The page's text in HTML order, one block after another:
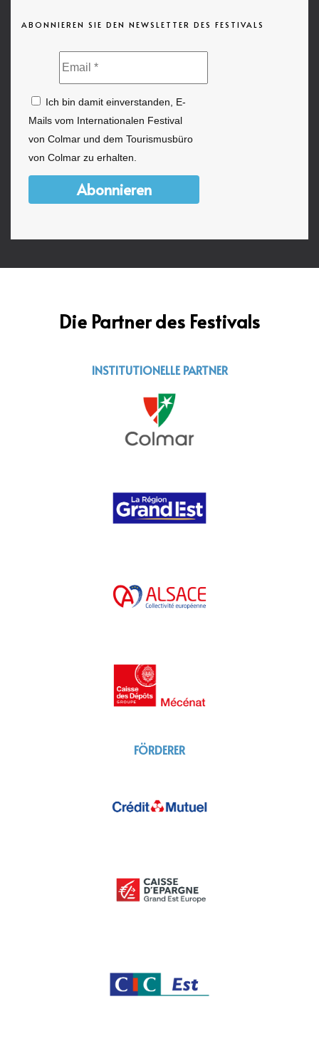
ABONNIEREN SIE DEN NEWSLETTER DES FESTIVALS
Ich bin damit einverstanden, E-
Mails vom Internationalen Festival
von Colmar und dem Tourismusbüro
von Colmar zu erhalten.
Abonnieren
Die Partner des Festivals
INSTITUTIONELLE PARTNER
FÖRDERER